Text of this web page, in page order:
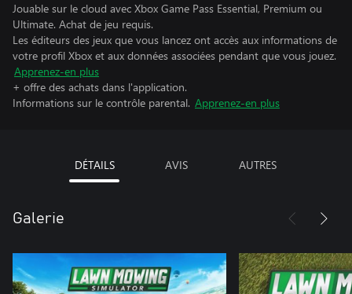
Jouable sur le cloud avec Xbox Game Pass Essential, Premium ou
Ultimate. Achat de jeu requis.
Les éditeurs des jeux que vous lancez ont accès aux informations de
votre profil Xbox et aux données associées pendant que vous jouez.
Apprenez-en plus
+ offre des achats dans l'application.
Informations sur le contrôle parental. Apprenez-en plus
DÉTAILS AVIS AUTRES
Galerie